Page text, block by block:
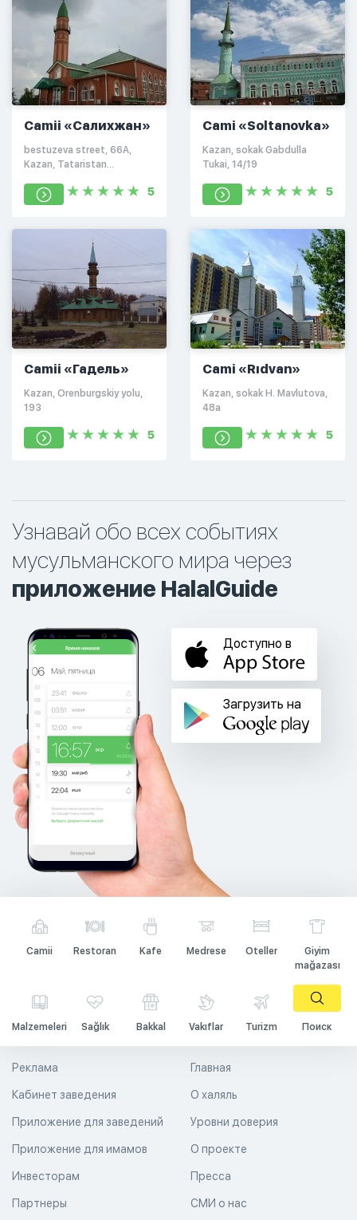
Camii «Салихжан»
bestuzeva street, 66A,
Kazan, Tataristan
federasyonu, 420085
5
Cami «Soltanovka»
Kazan, sokak Gabdulla
Tukai, 14/19
5
Camii «Гадель»
Kazan, Orenburgskiy yolu,
193
5
Cami «Rıdvan»
Kazan, sokak H. Mavlutova,
48а
5
Узнавай обо всех событиях
мусульманского мира через
приложение HalalGuide
Доступно в
Загрузить на
Camii Restoran Kafe Medrese Oteller
Giyim
mağazası
Malzemeleri Sağlık Bakkal Vakıflar Turizm Поиск
Главная
О халяль
Уровни доверия
Реклама
Кабинет заведения
Приложение для заведений
Приложение для имамов О проекте
Пресса
СМИ о нас
Инвесторам
Партнеры